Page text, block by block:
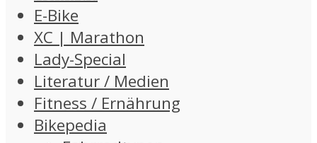
E-Bike
XC | Marathon
Lady-Special
Literatur / Medien
Fitness / Ernährung
Bikepedia